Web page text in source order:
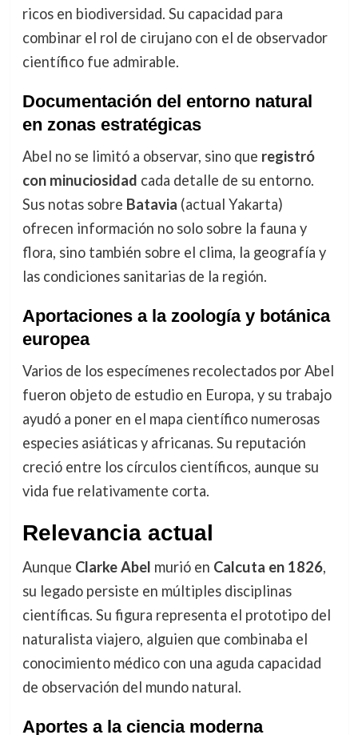
ricos en biodiversidad. Su capacidad para
combinar el rol de cirujano con el de observador
científico fue admirable.
Documentación del entorno natural
en zonas estratégicas
Abel no se limitó a observar, sino que registró
con minuciosidad cada detalle de su entorno.
Sus notas sobre Batavia (actual Yakarta)
ofrecen información no solo sobre la fauna y
flora, sino también sobre el clima, la geografía y
las condiciones sanitarias de la región.
Aportaciones a la zoología y botánica
europea
Varios de los especímenes recolectados por Abel
fueron objeto de estudio en Europa, y su trabajo
ayudó a poner en el mapa científico numerosas
especies asiáticas y africanas. Su reputación
creció entre los círculos científicos, aunque su
vida fue relativamente corta.
Relevancia actual
Aunque Clarke Abel murió en Calcuta en 1826,
su legado persiste en múltiples disciplinas
científicas. Su figura representa el prototipo del
naturalista viajero, alguien que combinaba el
conocimiento médico con una aguda capacidad
de observación del mundo natural.
Aportes a la ciencia moderna